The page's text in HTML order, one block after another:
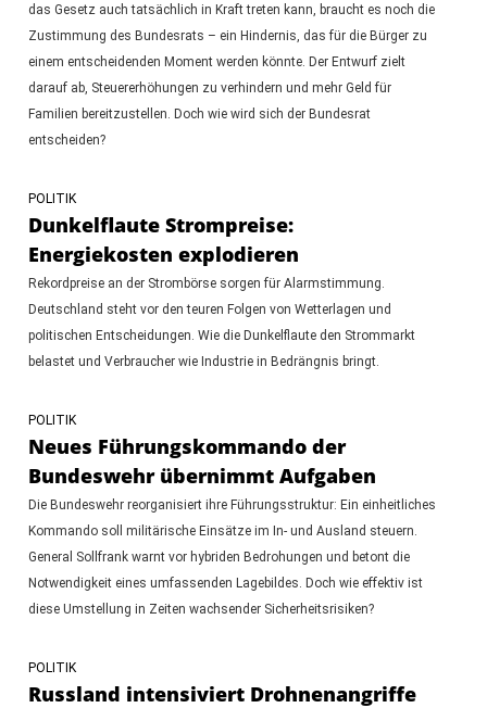
das Gesetz auch tatsächlich in Kraft treten kann, braucht es noch die
Zustimmung des Bundesrats – ein Hindernis, das für die Bürger zu
einem entscheidenden Moment werden könnte. Der Entwurf zielt
darauf ab, Steuererhöhungen zu verhindern und mehr Geld für
Familien bereitzustellen. Doch wie wird sich der Bundesrat
entscheiden?
POLITIK
Dunkelflaute Strompreise:
Energiekosten explodieren
Rekordpreise an der Strombörse sorgen für Alarmstimmung.
Deutschland steht vor den teuren Folgen von Wetterlagen und
politischen Entscheidungen. Wie die Dunkelflaute den Strommarkt
belastet und Verbraucher wie Industrie in Bedrängnis bringt.
POLITIK
Neues Führungskommando der
Bundeswehr übernimmt Aufgaben
Die Bundeswehr reorganisiert ihre Führungsstruktur: Ein einheitliches
Kommando soll militärische Einsätze im In- und Ausland steuern.
General Sollfrank warnt vor hybriden Bedrohungen und betont die
Notwendigkeit eines umfassenden Lagebildes. Doch wie effektiv ist
diese Umstellung in Zeiten wachsender Sicherheitsrisiken?
POLITIK
Russland intensiviert Drohnenangriffe